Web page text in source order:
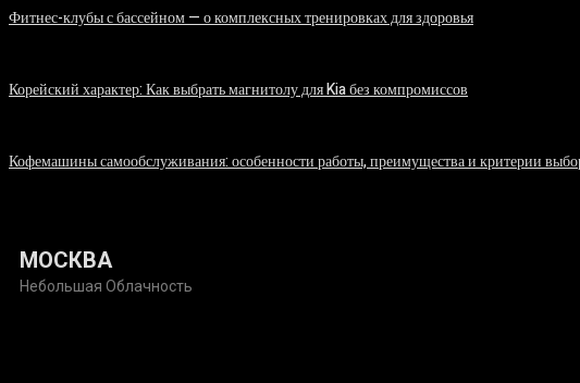
Фитнес-клубы с бассейном — о комплексных тренировках для здоровья
Корейский характер: Как выбрать магнитолу для Kia без компромиссов
Кофемашины самообслуживания: особенности работы, преимущества и критерии
МОСКВА
Небольшая Облачность